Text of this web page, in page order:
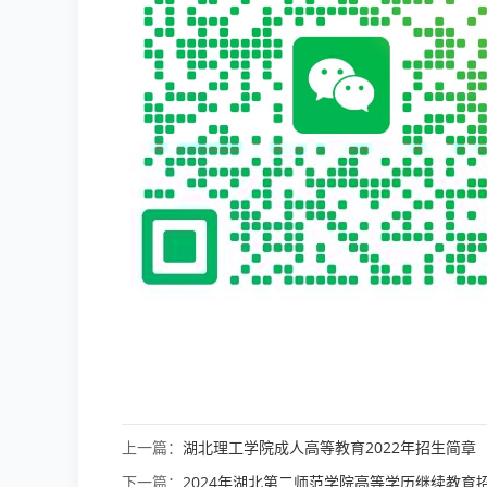
上一篇： 湖北理工学院成人高等教育2022年招生简章
下一篇： 2024年湖北第二师范学院高等学历继续教育